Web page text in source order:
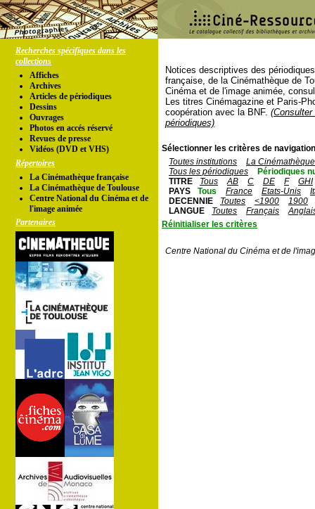
Recherches spécifiques dans les
collections
Affiches
Archives
Articles de périodiques
Dessins
Ouvrages
Photos en accés réservé
Revues de presse
Vidéos (DVD et VHS)
Répertoires
La Cinémathèque française
La Cinémathèque de Toulouse
Centre National du Cinéma et de
l'image animée
Partenaires
Notices descriptives des
française, de la Cinémathèque de
Cinéma et de l'image animée,
Les titres Cinémagazine et Paris-
coopération avec la BNF.
périodiques)
Sélectionner les critères de
Toutes institutions
La
Tous les périodiques
Périodiques
TITRE
Tous AB C DE F
GHI
PAYS
Tous France Etats-Unis
DECENNIE
Toutes <1900
1900
LANGUE
Toutes Français
Réinitialiser les critères
Centre National du Cinéma et de